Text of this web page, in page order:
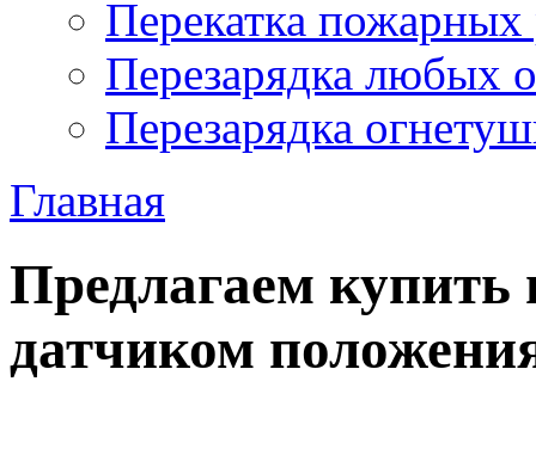
Перекатка пожарных
Перезарядка любых
Перезарядка
Главная
Предлагаем
датчиком